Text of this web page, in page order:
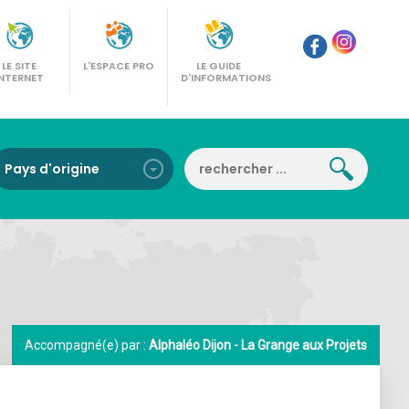
LE SITE
L'ESPACE PRO
LE GUIDE
D'INFORMATIONS
Accompagné(e) par : Alphaléo Dijon - La Grange aux Projets